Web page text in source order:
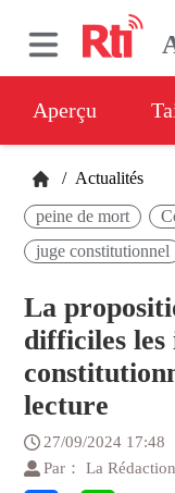
Aperçu
/ Actualités
peine de mort
juge constitutionnel
La
difficiles
lecture
27/09/2024 17:48
Par： La Rédaction